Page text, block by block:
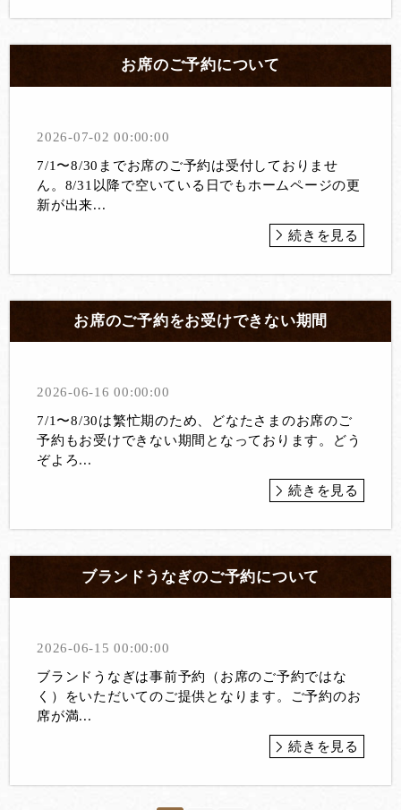
お席のご予約について
2026-07-02 00:00:00
7/1〜8/30までお席のご予約は受付しておりませ
ん。8/31以降で空いている日でもホームページの更
新が出来...
続きを見る
お席のご予約をお受けできない期間
2026-06-16 00:00:00
7/1〜8/30は繁忙期のため、どなたさまのお席のご
予約もお受けできない期間となっております。どう
ぞよろ...
続きを見る
ブランドうなぎのご予約について
2026-06-15 00:00:00
ブランドうなぎは事前予約（お席のご予約ではな
く）をいただいてのご提供となります。ご予約のお
席が満...
続きを見る